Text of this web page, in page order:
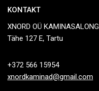
KONTAKT
XNORD OÜ KAMINASALONG
Tähe 127 E, Tartu
+372 566 15954
xnordkaminad@gmail.com